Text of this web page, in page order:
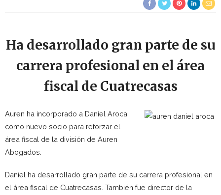
Ha desarrollado gran parte de su
carrera profesional en el área
fiscal de Cuatrecasas
Auren ha incorporado a Daniel Aroca
como nuevo socio para reforzar el
área fiscal de la división de Auren
Abogados.
Daniel ha desarrollado gran parte de su carrera profesional en
el área fiscal de Cuatrecasas. También fue director de la